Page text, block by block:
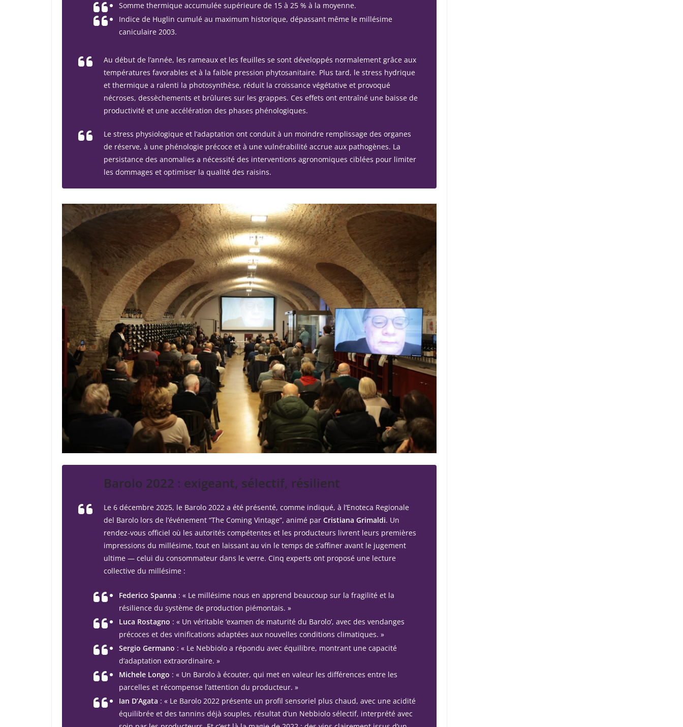
Somme thermique accumulée supérieure de 15 à 25 % à la moyenne.
Indice de Huglin cumulé au maximum historique, dépassant même le millésime
caniculaire 2003.
Au début de l’année, les rameaux et les feuilles se sont développés normalement grâce aux
températures favorables et à la faible pression phytosanitaire. Plus tard, le stress hydrique
et thermique a ralenti la photosynthèse, réduit la croissance végétative et provoqué
nécroses, dessèchements et brûlures sur les grappes. Ces effets ont entraîné une baisse de
productivité et une accélération des phases phénologiques.
Le stress physiologique et l’adaptation ont conduit à un moindre remplissage des organes
de réserve, à une phénologie précoce et à une vulnérabilité accrue aux pathogènes. La
persistance des anomalies a nécessité des interventions agronomiques ciblées pour limiter
les dommages et optimiser la qualité des raisins.
Barolo 2022 : exigeant, sélectif, résilient
Le 6 décembre 2025, le Barolo 2022 a été présenté, comme indiqué, à l’Enoteca Regionale
del Barolo lors de l’événement “The Coming Vintage”, animé par Cristiana Grimaldi. Un
rendez-vous officiel où les autorités compétentes et les producteurs livrent leurs premières
impressions du millésime, tout en laissant au vin le temps de s’affiner avant le jugement
ultime — celui du consommateur dans le verre. Cinq experts ont proposé une lecture
collective du millésime :
Federico Spanna : « Le millésime nous en apprend beaucoup sur la fragilité et la
résilience du système de production piémontais. »
Luca Rostagno : « Un véritable ‘examen de maturité du Barolo’, avec des vendanges
précoces et des vinifications adaptées aux nouvelles conditions climatiques. »
Sergio Germano : « Le Nebbiolo a répondu avec équilibre, montrant une capacité
d’adaptation extraordinaire. »
Michele Longo : « Un Barolo à écouter, qui met en valeur les différences entre les
parcelles et récompense l’attention du producteur. »
Ian D’Agata : « Le Barolo 2022 présente un profil sensoriel plus chaud, avec une acidité
équilibrée et des tannins déjà souples, résultat d’un Nebbiolo sélectif, interprété avec